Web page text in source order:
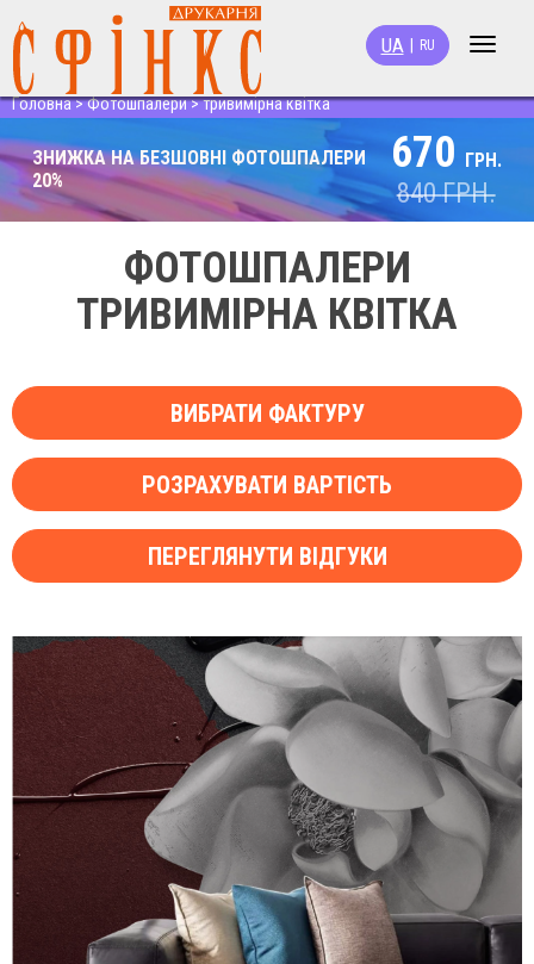
Toggle
UA RU
Головна>Фотошпалери>тривимірна квітка
ЗНИЖКА НА БЕЗШОВНІ ФОТОШПАЛЕРИ
20%
670 ГРН.
840ГРН.
ФОТОШПАЛЕРИ
ТРИВИМІРНА КВІТКА
ВИБРАТИ ФАКТУРУ
РОЗРАХУВАТИ ВАРТІСТЬ
ПЕРЕГЛЯНУТИ ВІДГУКИ